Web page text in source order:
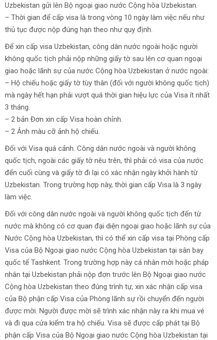
Uzbekistan gửi lên Bộ ngoại giao nước Cộng hòa Uzbekistan.
– Thời gian để cấp visa là trong vòng 10 ngày làm việc nếu như
thủ tục được nộp đúng hạn theo như quy định.
Để xin cấp visa Uzbekistan, công dân nước ngoài hoặc người
không quốc tịch phải nộp những giấy tờ sau lên cơ quan ngoại
giao hoặc lãnh sự của nước Cộng hòa Uzbekistan ở nước ngoài:
– Hộ chiếu hoặc giấy tờ tùy thân (đối với người không quốc tịch)
mà ngày hết hạn phải vượt quá thời gian hiệu lực của Visa ít nhất
3 tháng.
– 2 bản Đơn xin cấp Visa hoàn chỉnh.
– 2 Ảnh màu cỡ ảnh hộ chiếu.
Đối với Visa quá cảnh. Công dân nước ngoài và người không
quốc tịch, ngoài các giấy tờ nêu trên, thì phải có visa của nước
đến cuối cùng và giấy tờ đi lại có xác nhận ngày khởi hành từ
Uzbekistan. Trong trường hợp này, thời gian cấp Visa là 3 ngày
làm việc.
Đối với công dân nước ngoài và người không quốc tịch đến từ
nước mà không có cơ quan đại diện ngoại giao hoặc lãnh sự của
Nước Cộng hòa Uzbekistan, thì có thể xin cấp visa tại Phòng cấp
Visa của Bộ Ngoại giao nước Cộng hòa Uzbekistan tại sân bay
quốc tể Tashkent. Trong trường hợp này cá nhân mời hoặc pháp
nhân tại Uzbekistan phải nộp đơn trước lên Bộ Ngoại giao nước
Cộng hòa Uzbekistan theo đúng trình tự, xin xác nhận cấp visa
của Bộ phận cấp Visa của Phòng lãnh sự rồi chuyển đến người
được mời. Người được mời sẽ trình xác nhận này ra khi mua vé
và đi qua cửa kiểm tra hộ chiếu. Visa sẽ được cấp phát tại Bộ
phận cấp Visa của Bộ Ngoại giao nước Cộng hòa Uzbekistan tại